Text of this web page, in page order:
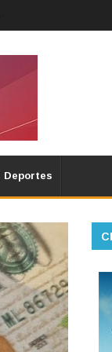
Deportes